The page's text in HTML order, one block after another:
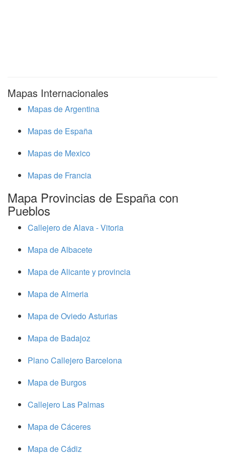
Mapas Internacionales
Mapas de Argentina
Mapas de España
Mapas de Mexico
Mapas de Francia
Mapa Provincias de España con
Pueblos
Callejero de Alava - Vitoria
Mapa de Albacete
Mapa de Alicante y provincia
Mapa de Almeria
Mapa de Oviedo Asturias
Mapa de Badajoz
Plano Callejero Barcelona
Mapa de Burgos
Callejero Las Palmas
Mapa de Cáceres
Mapa de Cádiz